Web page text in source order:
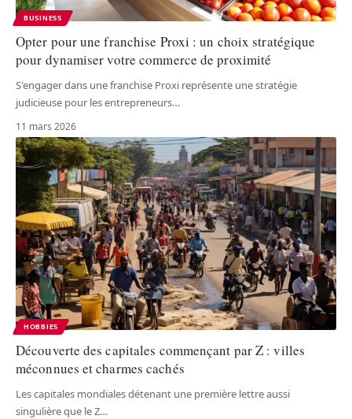
BUSINESS
Opter pour une franchise Proxi : un choix stratégique
pour dynamiser votre commerce de proximité
S'engager dans une franchise Proxi représente une stratégie
judicieuse pour les entrepreneurs…
11 mars 2026
HOBBIES
Découverte des capitales commençant par Z : villes
méconnues et charmes cachés
Les capitales mondiales détenant une première lettre aussi
singulière que le Z…